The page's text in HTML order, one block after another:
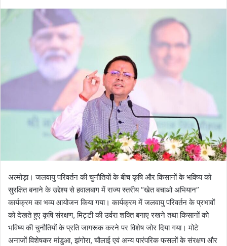
a
i
l
अल्मोड़ा। जलवायु परिवर्तन की चुनौतियों के बीच कृषि और किसानों के भविष्य को
सुरक्षित बनाने के उद्देश्य से हवालबाग में राज्य स्तरीय “खेत बचाओ अभियान”
कार्यक्रम का भव्य आयोजन किया गया। कार्यक्रम में जलवायु परिवर्तन के प्रभावों
को देखते हुए कृषि संरक्षण, मिट्टी की उर्वरा शक्ति बनाए रखने तथा किसानों को
भविष्य की चुनौतियों के प्रति जागरूक करने पर विशेष जोर दिया गया। मोटे
अनाजों विशेषकर मांडुआ, झंगोरा, चौलाई एवं अन्य पारंपरिक फसलों के संरक्षण और